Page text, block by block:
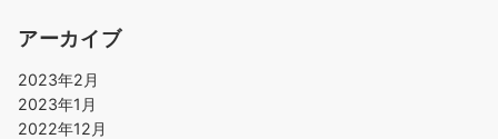
アーカイブ
2023年2月
2023年1月
2022年12月